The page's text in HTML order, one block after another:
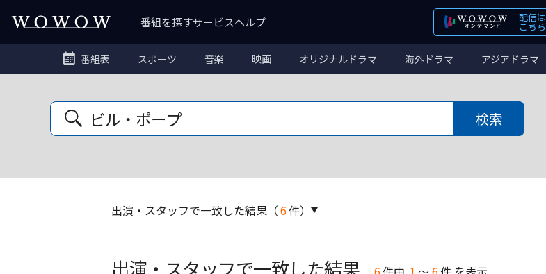
番組を探すサービスヘルプ 配信は
こちら
番組表 スポーツ 音楽 映画 オリジナルドラマ 海外ドラマ アジアドラマ
出演・スタッフで一致した結果 （6件）
出演・スタッフで一致した結果